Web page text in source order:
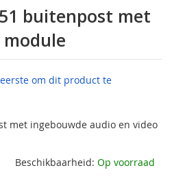
buitenpost met
om dit product te
met ingebouwde audio en video
Beschikbaarheid: Op voorraad